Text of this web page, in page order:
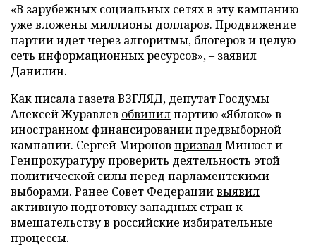
«В зарубежных социальных сетях в эту кампанию
уже вложены миллионы долларов. Продвижение
партии идет через алгоритмы, блогеров и целую
сеть информационных ресурсов», – заявил
Данилин.
Как писала газета ВЗГЛЯД, депутат Госдумы
Алексей Журавлев обвинилпартию «Яблоко» в
иностранном финансировании предвыборной
кампании. Сергей Миронов призвалМинюст и
Генпрокуратуру проверить деятельность этой
политической силы перед парламентскими
выборами. Ранее Совет Федерациивыявил
активную подготовку западных стран к
вмешательству в российские избирательные
процессы.